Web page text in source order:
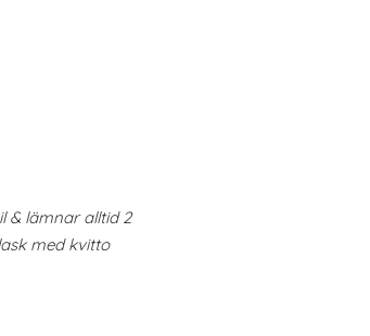
& lämnar alltid 2
med kvitto